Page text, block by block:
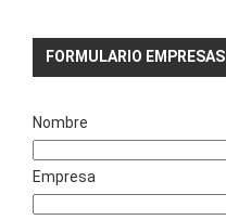
FORMULARIO EMPRESAS
Nombre
Empresa